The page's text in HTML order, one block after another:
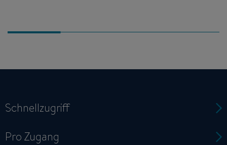
Schnellzugriff
Pro Zugang